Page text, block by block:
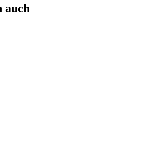
auch